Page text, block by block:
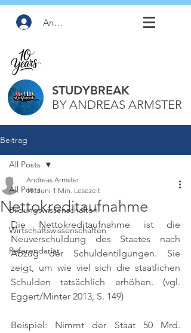
Anmelden
STUDYBREAK
BY ANDREAS ARMSTER
Beitrag
All Posts
Bildungswissenschaften
Wirtschaftswissenschaften
Referendariat
All Posts
Nettokreditaufnahme
Andreas Armster
19. Juni 1 Min. Lesezeit
Die Nettokreditaufnahme ist die
Neuverschuldung des Staates nach
Abzug der Schuldentilgungen. Sie
zeigt, um wie viel sich die staatlichen
Schulden tatsächlich erhöhen. (vgl.
Eggert/Minter 2013, S. 149)
Beispiel: Nimmt der Staat 50 Mrd.